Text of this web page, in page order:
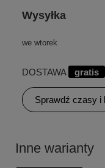
Wysyłka
we wtorek
DOSTAWA gratis
Sprawdź czasy i
Inne warianty